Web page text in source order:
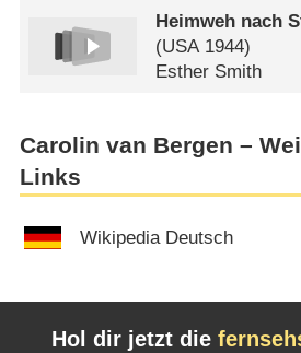
Heimweh nach
(USA1944)
Esther Smith
Carolin van Bergen –
Links
Wikipedia Deutsch
Hol dir jetzt die